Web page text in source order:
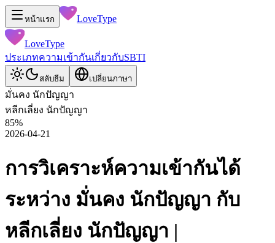
หน้าแรก LoveType
LoveType
ประเภทความเข้ากันเกี่ยวกับSBTI
สลับธีม เปลี่ยนภาษา
มั่นคง นักปัญญา
หลีกเลี่ยง นักปัญญา
85%
2026-04-21
การวิเคราะห์ความเข้ากันได้
ระหว่าง มั่นคง นักปัญญา กับ
หลีกเลี่ยง นักปัญญา |